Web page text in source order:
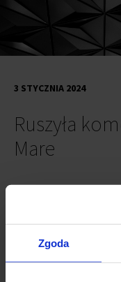
Zgoda
Ruszyła
Mare
3 STYCZNIA 2024
Przy ulicy Warszawskiej
biurowy Porta Mare.
przewidywana jest na III
rozmowy z